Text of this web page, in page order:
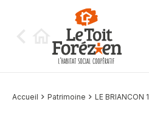
Accueil Patrimoine LE BRIANCON 1